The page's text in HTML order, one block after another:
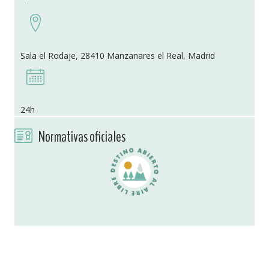
Sala el Rodaje, 28410 Manzanares el Real, Madrid
24h
Normativas oficiales